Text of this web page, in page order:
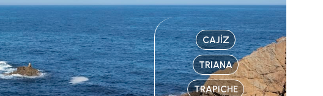
CAJÍZ
TRIANA
TRAPICHE